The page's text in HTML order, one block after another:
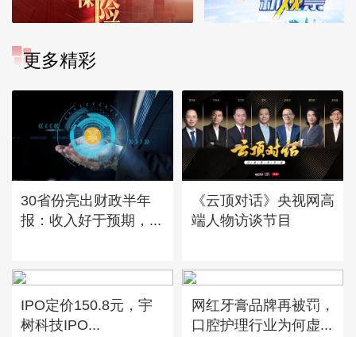
更多精彩
30省份亮出财政半年
报：收入好于预期，...
《云顶对话》央视网高
端人物访谈节目
IPO定价150.8元，宇
树科技IPO...
网红牙膏品牌再被罚，
口腔护理行业为何虚...